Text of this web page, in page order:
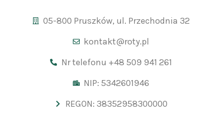
05-800 Pruszków, ul. Przechodnia 32
kontakt@roty.pl
Nr telefonu +48 509 941 261
NIP: 5342601946
REGON: 38352958300000